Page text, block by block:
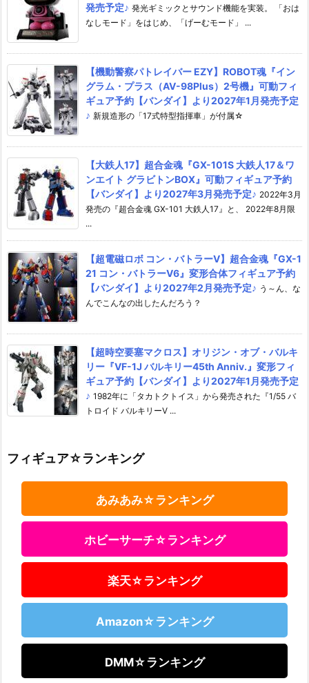
発売予定♪ 発光ギミックとサウンド機能を実装。 「おは
なしモード」をはじめ、「げーむモード」 ...
【機動警察パトレイバー EZY】ROBOT魂『イン
グラム・プラス（AV-98Plus）2号機』可動フィ
ギュア予約【バンダイ】より2027年1月発売予定
♪ 新規造形の「17式特型指揮車」が付属☆
【大鉄人17】超合金魂『GX-101S 大鉄人17＆ワ
ンエイト グラビトンBOX』可動フィギュア予約
【バンダイ】より2027年3月発売予定♪ 2022年3月
発売の『超合金魂 GX-101 大鉄人17』と、 2022年8月限
...
【超電磁ロボ コン・バトラーV】超合金魂『GX-1
21 コン・バトラーV6』変形合体フィギュア予約
【バンダイ】より2027年2月発売予定♪ う～ん、な
んでこんなの出したんだろう？
【超時空要塞マクロス】オリジン・オブ・バルキ
リー『VF-1J バルキリー45th Anniv.』変形フィ
ギュア予約【バンダイ】より2027年1月発売予定
♪ 1982年に「タカトクトイス」から発売された『1/55 バ
トロイド バルキリーV ...
フィギュア☆ランキング
あみあみ☆ランキング
ホビーサーチ☆ランキング
楽天☆ランキング
Amazon☆ランキング
DMM☆ランキング